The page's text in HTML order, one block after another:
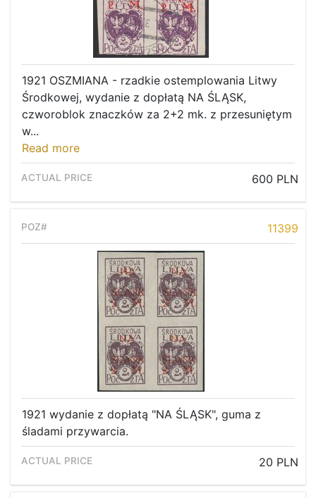
1921 OSZMIANA - rzadkie ostemplowania Litwy
Środkowej, wydanie z dopłatą NA ŚLĄSK,
czworoblok znaczków za 2+2 mk. z przesuniętym
w...
Read more
600 PLN
11399
1921 wydanie z dopłatą "NA ŚLĄSK", guma z
śladami przywarcia.
20 PLN